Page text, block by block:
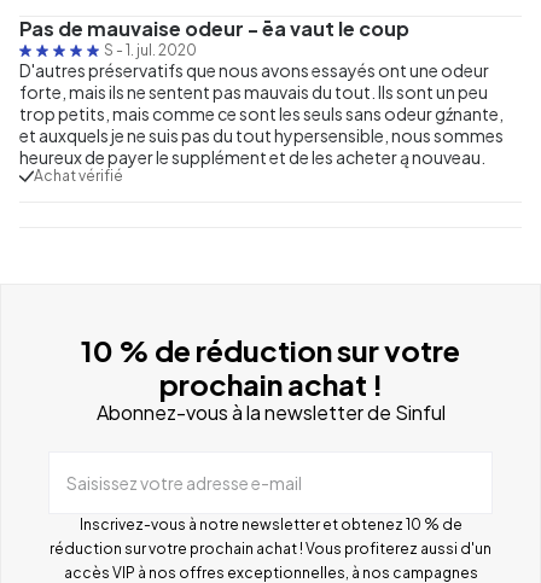
Pas de mauvaise odeur - ēa vaut le coup
S - 1. jul. 2020
D'autres préservatifs que nous avons essayés ont une odeur
forte, mais ils ne sentent pas mauvais du tout. Ils sont un peu
trop petits, mais comme ce sont les seuls sans odeur gźnante,
et auxquels je ne suis pas du tout hypersensible, nous sommes
heureux de payer le supplément et de les acheter ą nouveau.
Achat vérifié
10 % de réduction sur votre
prochain achat !
Abonnez-vous à la newsletter de Sinful
Saisissez votre adresse e-mail
Inscrivez-vous à notre newsletter et obtenez 10 % de
réduction sur votre prochain achat ! Vous profiterez aussi d'un
accès VIP à nos offres exceptionnelles, à nos campagnes